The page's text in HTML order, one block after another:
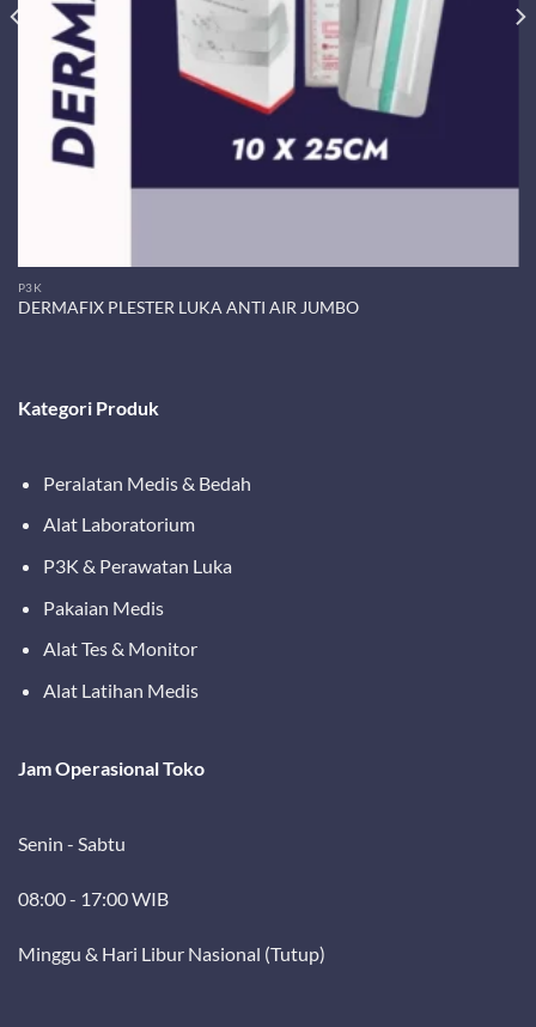
P3K
DERMAFIX PLESTER LUKA ANTI AIR JUMBO
Kategori Produk
Peralatan Medis & Bedah
Alat Laboratorium
P3K & Perawatan Luka
Pakaian Medis
Alat Tes & Monitor
Alat Latihan Medis
Jam Operasional Toko
Senin - Sabtu
08:00 - 17:00 WIB
Minggu & Hari Libur Nasional (Tutup)